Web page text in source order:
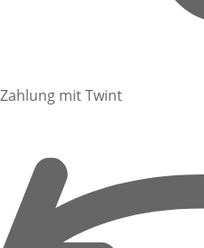
Zahlung mit Twint